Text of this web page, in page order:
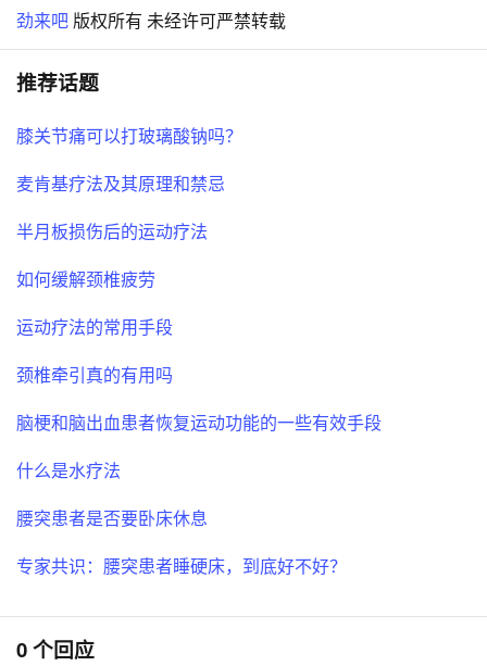
劲来吧 版权所有 未经许可严禁转载
推荐话题
膝关节痛可以打玻璃酸钠吗？
麦肯基疗法及其原理和禁忌
半月板损伤后的运动疗法
如何缓解颈椎疲劳
运动疗法的常用手段
颈椎牵引真的有用吗
脑梗和脑出血患者恢复运动功能的一些有效手段
什么是水疗法
腰突患者是否要卧床休息
专家共识：腰突患者睡硬床，到底好不好？
0 个回应